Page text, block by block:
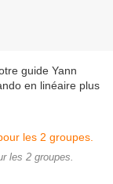
guide Yann
en linéaire plus
les 2 groupes.